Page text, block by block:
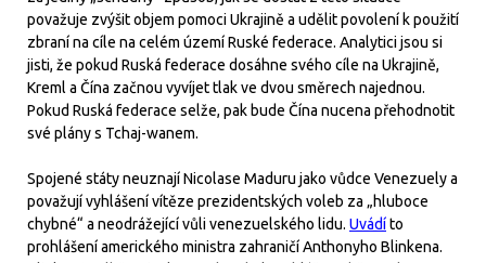
považuje zvýšit objem pomoci Ukrajině a udělit povolení k použití
zbraní na cíle na celém území Ruské federace. Analytici jsou si
jisti, že pokud Ruská federace dosáhne svého cíle na Ukrajině,
Kreml a Čína začnou vyvíjet tlak ve dvou směrech najednou.
Pokud Ruská federace selže, pak bude Čína nucena přehodnotit
své plány s Tchaj-wanem.
Spojené státy neuznají Nicolase Maduru jako vůdce Venezuely a
považují vyhlášení vítěze prezidentských voleb za „hluboce
chybné“ a neodrážející vůli venezuelského lidu. Uvádíto
prohlášení amerického ministra zahraničí Anthonyho Blinkena.